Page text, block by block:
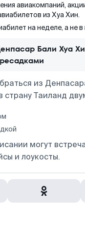
авиакомпаний,
из Хуа Хин.
на неделе, а не
Бали Хуа
из
страну Таиланд
могут
и лоукосты.